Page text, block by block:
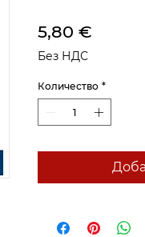
5,80 €
Без НДС
Количество *